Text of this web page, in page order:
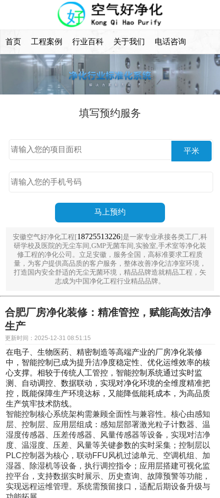
首页 工程案例 行业百科 关于我们 电话咨询
填写预约服务
平米
安徽空气好净化工程[18725513226]是一家专业承接各类工厂,科
研学校及医院的无尘车间,GMP无菌车间,实验室,手术室等净化装
修工程的净化公司。立足安徽，服务全国，高标准要求工程质
量，为客户提供高品质的客户服务，整体改善净化洁净室环境，
打造国内安全舒适的无尘无菌环境，精品品牌造就精品工程，矢
志成为中国净化工程行业精品品牌。
合肥厂房净化装修：精准管控，赋能高效洁净
生产
更新时间：2025-12-31 08:51:15
在电子、生物医药、精密制造等高端产业的厂房净化装修
中，智能控制已成为提升洁净度稳定性、优化运维效率的核
心支撑。相较于传统人工管控，智能控制系统通过实时监
测、自动调控、数据联动，实现对净化环境的全维度精准把
控，既能保障生产环境达标，又能降低能耗成本，为高品质
生产筑牢技术防线。
智能控制核心系统架构需兼顾全面性与兼容性。核心由感知
层、控制层、应用层组成：感知层部署激光粒子计数器、温
湿度传感器、压差传感器、风量传感器等设备，实现对洁净
度、温湿度、压差、风量等关键参数的实时采集；控制层以
PLC控制器为核心，联动FFU风机过滤单元、空调机组、加
湿器、除湿机等设备，执行调控指令；应用层搭建可视化监
控平台，支持数据实时展示、历史查询、故障预警等功能，
实现远程运维管理。系统需预留接口，适配后期设备升级与